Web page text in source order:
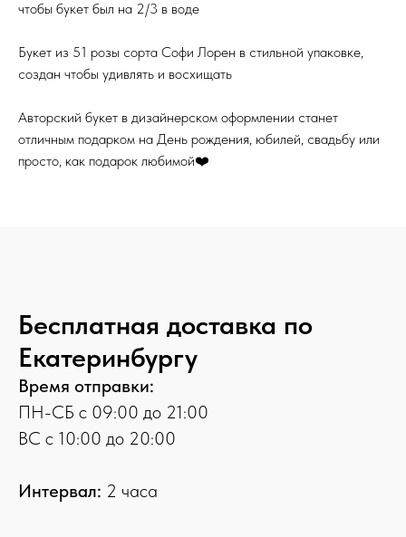
чтобы букет был на 2/3 в воде
Букет из 51 розы сорта Софи Лорен в стильной упаковке,
создан чтобы удивлять и восхищать
Авторский букет в дизайнерском оформлении станет
отличным подарком на День рождения, юбилей, свадьбу или
просто, как подарок любимой❤️
Бесплатная доставка по
Екатеринбургу
Время отправки:
ПН-СБ с 09:00 до 21:00
ВС с 10:00 до 20:00
Интервал: 2 часа